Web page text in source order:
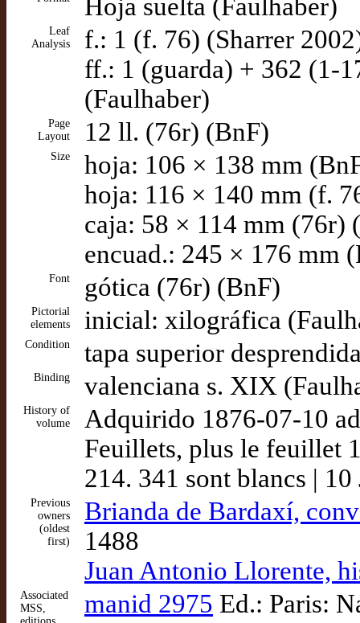
Hoja suelta (Faulhaber)
Leaf
Analysis
f.: 1 (f. 76) (Sharrer
ff.: 1 (guarda) + 362 (1-
(Faulhaber)
Page
Layout
12 ll. (76r) (BnF)
Size
hoja: 106 × 138 mm
hoja: 116 × 140 mm (f.
caja: 58 × 114 mm (76r)
encuad.: 245 × 176 mm
Font gótica (76r) (BnF)
Pictorial
elements
inicial: xilográfica
Condition tapa superior
Binding valenciana s. XIX
History of
volume
Adquirido 1876-07-10
Feuillets, plus le feuillet
214. 341 sont blancs | 10
Previous
owners
(oldest
first)
Brianda de Bardaxí,
1488
Juan Antonio Llorente,
Associated
MSS,
manid 2975 Ed.: Paris: